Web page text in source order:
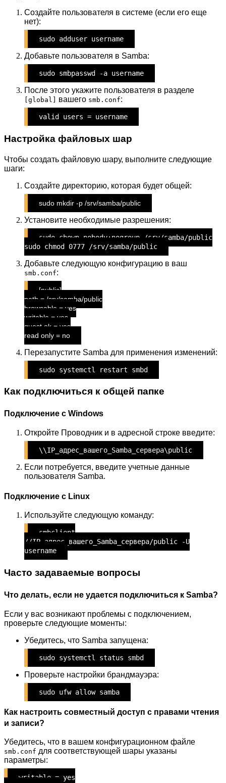
Создайте пользователя в системе (если его еще
нет):
sudo adduser username
Добавьте пользователя в Samba:
sudo smbpasswd -a username
После этого укажите пользователя в разделе
[global] вашего smb.conf:
valid users = username
Настройка файловых шар
Чтобы создать файловую шару, выполните следующие
шаги:
Создайте директорию, которая будет общей:
sudo mkdir -p /srv/samba/public
Установите необходимые разрешения:
sudo chown nobody:nogroup /srv/samba/public
sudo chmod 0777 /srv/samba/public
Добавьте следующую конфигурацию в ваш
smb.conf:
[public]
path = /srv/samba/public
browsable = yes
writable = yes
guest ok = yes
read only = no
Перезапустите Samba для применения изменений:
sudo systemctl restart smbd
Как подключиться к общей папке
Подключение с Windows
Откройте Проводник и в адресной строке введите:
\\IP_адрес_вашего_Samba_сервера\public
Если потребуется, введите учетные данные
пользователя Samba.
Подключение с Linux
Используйте следующую команду:
smbclient
//IP_адрес_вашего_Samba_сервера/public -U
username
Часто задаваемые вопросы
Что делать, если не удается подключиться к Samba?
Если у вас возникают проблемы с подключением,
проверьте следующие моменты:
Убедитесь, что Samba запущена:
sudo systemctl status smbd
Проверьте настройки брандмауэра:
sudo ufw allow samba
Как настроить совместный доступ с правами чтения
и записи?
Убедитесь, что в вашем конфигурационном файле
smb.conf для соответствующей шары указаны
параметры:
writable = yes